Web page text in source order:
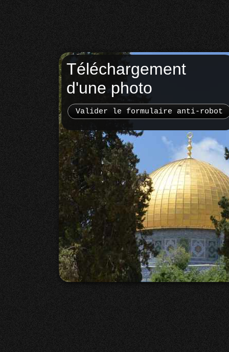
Téléchargement
d'une photo